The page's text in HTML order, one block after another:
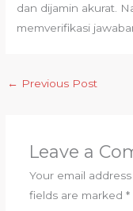
dan dijamin akurat.
memverifikasi
← Previous Post
Leave a
Your email
fields are marked *